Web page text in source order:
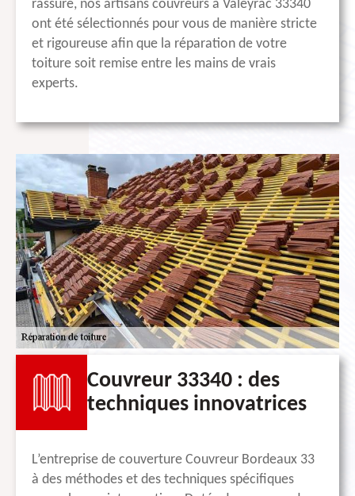
rassuré, nos artisans couvreurs à Valeyrac 33340
ont été sélectionnés pour vous de manière stricte
et rigoureuse afin que la réparation de votre
toiture soit remise entre les mains de vrais
experts.
Couvreur 33340 : des
techniques innovatrices
L’entreprise de couverture Couvreur Bordeaux 33
à des méthodes et des techniques spécifiques